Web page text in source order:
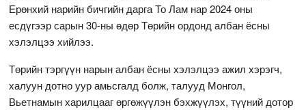
Ерөнхий нарийн бичгийн дарга То Лам нар 2024 оны
есдүгээр сарын 30-ны өдөр Төрийн ордонд албан ёсны
хэлэлцээ хийлээ.
Төрийн тэргүүн нарын албан ёсны хэлэлцээ ажил хэрэгч,
халуун дотно уур амьсгалд болж, талууд Монгол,
Вьетнамын харилцааг өргөжүүлэн бэхжүүлэх, түүний дотор